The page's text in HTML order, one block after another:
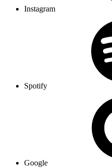
Instagram
Spotify
Google